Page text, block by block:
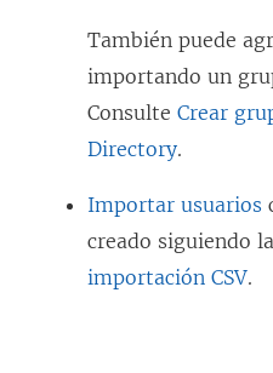
También puede
importando un
Consulte Crear
Directory.
Importar usuarios
creado siguiendo
importación CSV.